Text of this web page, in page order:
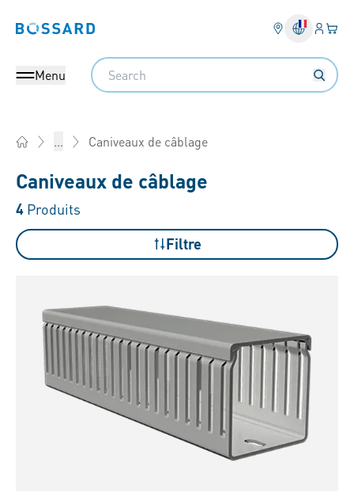
Bossard homepage
Menu
Search
... Caniveaux de câblage
Caniveaux de câblage
4 Produits
Filtre